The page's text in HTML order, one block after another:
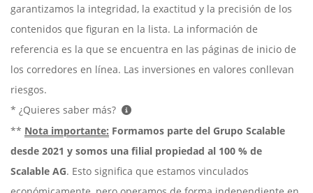
garantizamos la integridad, la exactitud y la precisión de los
contenidos que figuran en la lista. La información de
referencia es la que se encuentra en las páginas de inicio de
los corredores en línea. Las inversiones en valores conllevan
riesgos.
* ¿Quieres saber más?
** Nota importante: Formamos parte del Grupo Scalable
desde 2021 y somos una filial propiedad al 100 % de
Scalable AG. Esto significa que estamos vinculados